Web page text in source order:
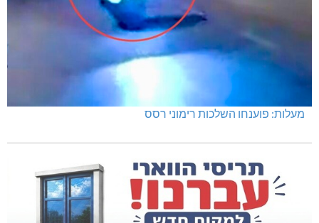
מעלות: פוענחו השלכות רימוני רסס